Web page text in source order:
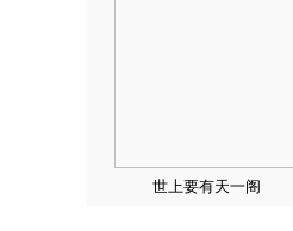
世上要有天一阁